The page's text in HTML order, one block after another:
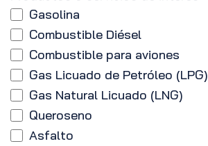
Gasolina
Combustible Diésel
Combustible para aviones
Gas Licuado de Petróleo (LPG)
Gas Natural Licuado (LNG)
Queroseno
Asfalto